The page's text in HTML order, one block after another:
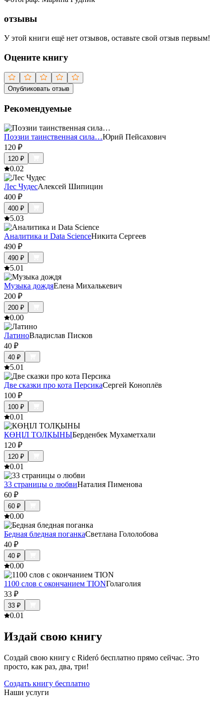
отзывы
У этой книги ещё нет отзывов, оставьте свой отзыв первым!
Оцените книгу
Опубликовать отзыв
Рекомендуемые
Поэзии таинственная сила…Юрий Пейсахович
120 ₽
120 ₽
0.02
Лес ЧудесАлексей Шипицин
400 ₽
400 ₽
5.03
Аналитика и Data ScienceНикита Сергеев
490 ₽
490 ₽
5.01
Музыка дождяЕлена Михалькевич
200 ₽
200 ₽
0.00
ЛатиноВладислав Писков
40 ₽
40 ₽
5.01
Две сказки про кота ПерсикаСергей Коноплёв
100 ₽
100 ₽
0.01
КӨҢІЛ ТОЛҚЫНЫБерденбек Мухаметхали
120 ₽
120 ₽
0.01
33 страницы о любвиНаталия Пименова
60 ₽
60 ₽
0.00
Бедная бледная поганкаСветлана Гололобова
40 ₽
40 ₽
0.00
1100 слов с окончанием TIONГолаголия
33 ₽
33 ₽
0.01
Издай свою книгу
Создай свою книгу с Rideró бесплатно прямо сейчас. Это
просто, как раз, два, три!
Создать книгу бесплатно
Наши услуги